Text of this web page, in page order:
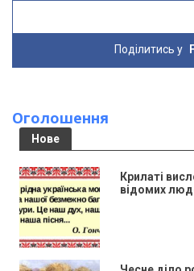
Поділитись у
Оголошення
Нове
Крилаті
відомих